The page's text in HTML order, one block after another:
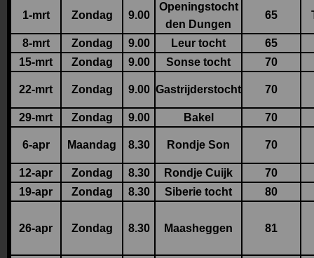
1-mrt Zondag 9.00
Openingstocht
den Dungen
65
8-mrt Zondag 9.00 Leur tocht
65
15-mrt
Zondag 9.00 Sonse tocht 70
22-mrt Zondag 9.00 Gastrijderstocht 70
29-mrt Zondag 9.00 Bakel 70
6-apr Maandag 8.30 Rondje Son 70
12-apr Zondag 8.30 Rondje Cuijk
70
19-apr
Zondag 8.30 Siberie tocht 80
26-apr Zondag 8.30 Maasheggen 81